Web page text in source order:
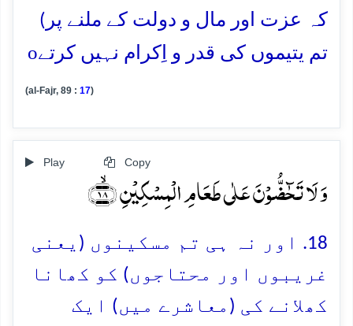
کہ عزت اور مال و دولت کے ملنے پر)
تم یتیموں کی قدر و اِکرام نہیں کرتےo
(al-Fajr, 89 : 17)
Play Copy
وَ لَا تَحٰٓضُّوۡنَ عَلٰی طَعَامِ الۡمِسۡکِیۡنِ ﴿ۙ۱۸﴾
18. اور نہ ہی تم مسکینوں (یعنی
غریبوں اور محتاجوں) کو کھانا
کھلانے کی (معاشرے میں) ایک